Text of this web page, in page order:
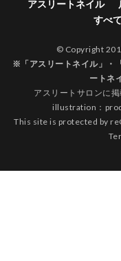
アスリートネイル
すべ
© Copyright
※「アスリートネイル」・
ートネ
アスリートサロンに
illustration：
This site is protected by